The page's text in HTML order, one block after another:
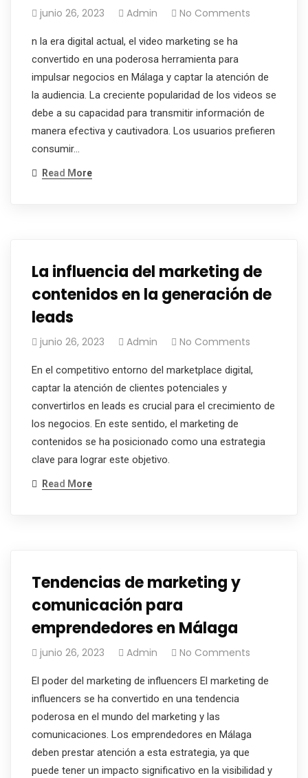
junio 26, 2023 Admin No Comments
n la era digital actual, el video marketing se ha
convertido en una poderosa herramienta para
impulsar negocios en Málaga y captar la atención de
la audiencia. La creciente popularidad de los videos se
debe a su capacidad para transmitir información de
manera efectiva y cautivadora. Los usuarios prefieren
consumir…
Read More
La influencia del marketing de
contenidos en la generación de
leads
junio 26, 2023 Admin No Comments
En el competitivo entorno del marketplace digital,
captar la atención de clientes potenciales y
convertirlos en leads es crucial para el crecimiento de
los negocios. En este sentido, el marketing de
contenidos se ha posicionado como una estrategia
clave para lograr este objetivo.
Read More
Tendencias de marketing y
comunicación para
emprendedores en Málaga
junio 26, 2023 Admin No Comments
El poder del marketing de influencers El marketing de
influencers se ha convertido en una tendencia
poderosa en el mundo del marketing y las
comunicaciones. Los emprendedores en Málaga
deben prestar atención a esta estrategia, ya que
puede tener un impacto significativo en la visibilidad y